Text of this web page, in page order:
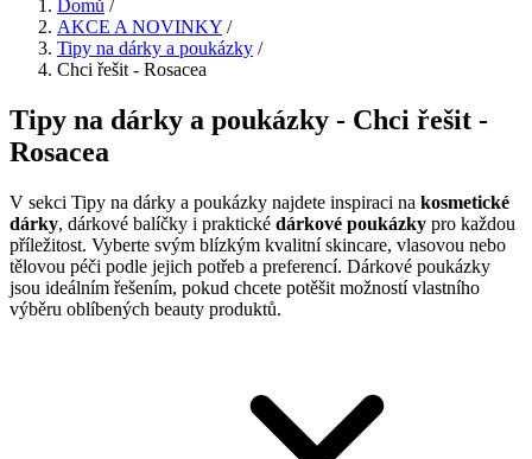
Domů /
AKCE A NOVINKY /
Tipy na dárky a poukázky /
Chci řešit - Rosacea
Tipy na dárky a poukázky - Chci řešit -
Rosacea
V sekci Tipy na dárky a poukázky najdete inspiraci na kosmetické
dárky, dárkové balíčky i praktické dárkové poukázky pro každou
příležitost. Vyberte svým blízkým kvalitní skincare, vlasovou nebo
tělovou péči podle jejich potřeb a preferencí. Dárkové poukázky
jsou ideálním řešením, pokud chcete potěšit možností vlastního
výběru oblíbených beauty produktů.